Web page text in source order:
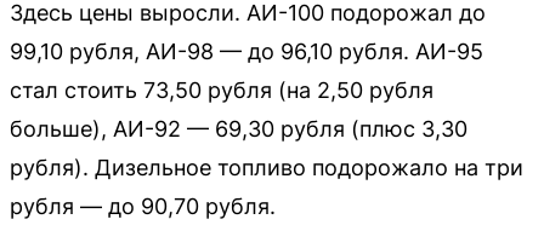
Здесь цены выросли. АИ-100 подорожал до
99,10 рубля, АИ-98 — до 96,10 рубля. АИ-95
стал стоить 73,50 рубля (на 2,50 рубля
больше), АИ-92 — 69,30 рубля (плюс 3,30
рубля). Дизельное топливо подорожало на три
рубля — до 90,70 рубля.